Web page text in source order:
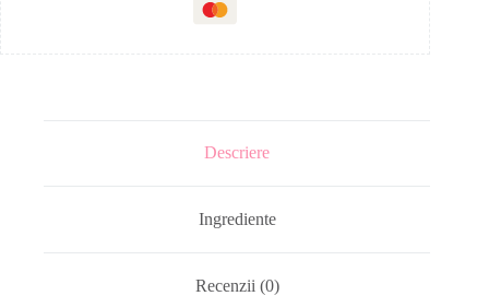
Descriere
Ingrediente
Recenzii (0)